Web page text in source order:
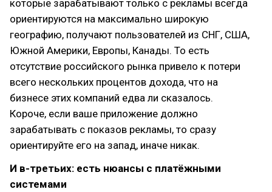
которые зарабатывают только с рекламы всегда
ориентируются на максимально широкую
географию, получают пользователей из СНГ, США,
Южной Америки, Европы, Канады. То есть
отсутствие российского рынка привело к потери
всего нескольких процентов дохода, что на
бизнесе этих компаний едва ли сказалось.
Короче, если ваше приложение должно
зарабатывать с показов рекламы, то сразу
ориентируйте его на запад, иначе никак.
И в-третьих: есть нюансы с платёжными
системами